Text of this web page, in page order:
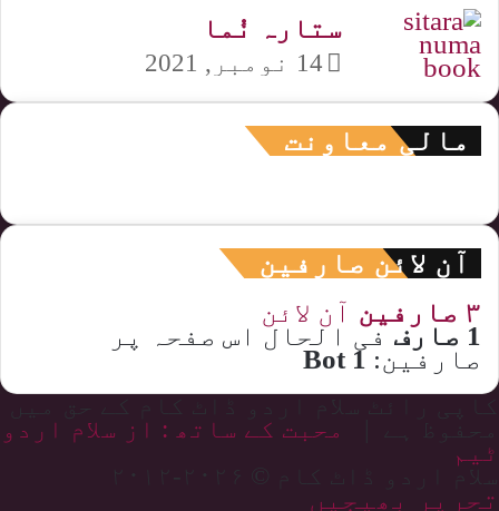
ستارہ نُما
14 نومبر, 2021
مالی معاونت
آن لائن صارفین
۳ صارفین آن لائن
1 صارف فی الحال اس صفحہ پر
صارفین: 1 Bot
محبت کے ساتھ : از سلام اردو
ٹیم
سلام اردو ڈاٹ کام © ۲۰۲۶-۲۰۱۲
تحریر بھیجیں